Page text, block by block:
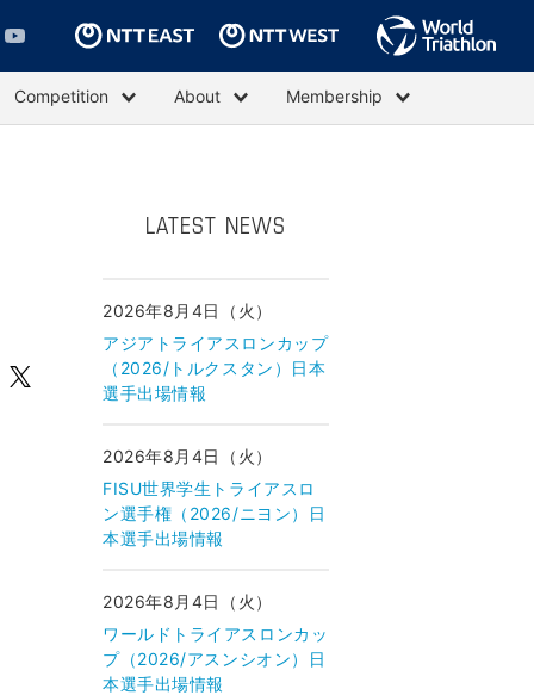
Competition About Membership
LATEST NEWS
2026年8月4日（火）
アジアトライアスロンカップ
（2026/トルクスタン）日本
選手出場情報
2026年8月4日（火）
FISU世界学生トライアスロ
ン選手権（2026/ニヨン）日
本選手出場情報
2026年8月4日（火）
ワールドトライアスロンカッ
プ（2026/アスンシオン）日
本選手出場情報